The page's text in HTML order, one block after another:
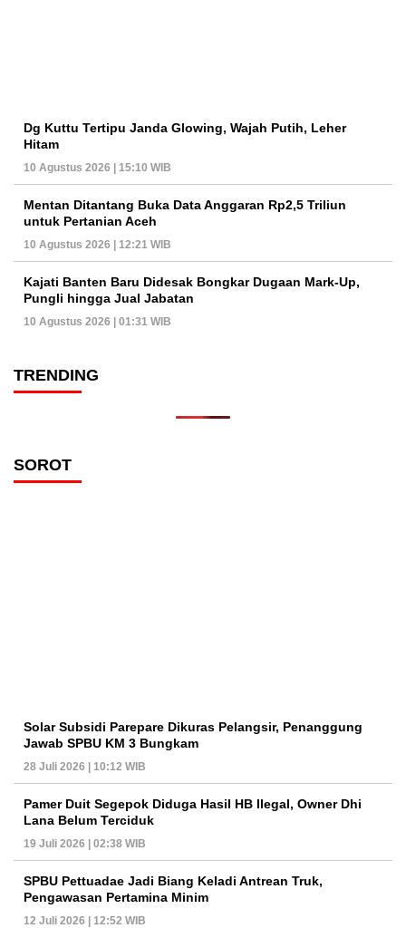
Dg Kuttu Tertipu Janda Glowing, Wajah Putih, Leher
Hitam
10 Agustus 2026 | 15:10 WIB
Mentan Ditantang Buka Data Anggaran Rp2,5 Triliun
untuk Pertanian Aceh
10 Agustus 2026 | 12:21 WIB
Kajati Banten Baru Didesak Bongkar Dugaan Mark-Up,
Pungli hingga Jual Jabatan
10 Agustus 2026 | 01:31 WIB
TRENDING
SOROT
Solar Subsidi Parepare Dikuras Pelangsir, Penanggung
Jawab SPBU KM 3 Bungkam
28 Juli 2026 | 10:12 WIB
Pamer Duit Segepok Diduga Hasil HB Ilegal, Owner Dhi
Lana Belum Terciduk
19 Juli 2026 | 02:38 WIB
SPBU Pettuadae Jadi Biang Keladi Antrean Truk,
Pengawasan Pertamina Minim
12 Juli 2026 | 12:52 WIB